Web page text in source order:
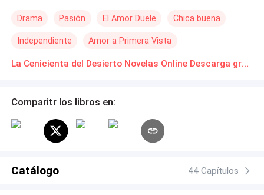
cumple con cada mandato impuesto por su entorno. Sin
mujer: libre, audaz, dispuesta a vivir a su manera. Todo
cambia cuando conoce a Yassir Hassbum, un hombre tan
obedecer sin cuestionar, su vida está trazada por el
cuando el amor desafíe sus creencias? ¿Qué elegirá
Yassir al descubrir el secreto de Sara: su deber o la mujer
historia de pasión, libertad y valentía en medio de un
Drama Pasión El Amor Duele Chica buena
Independiente Amor a Primera Vista
Arrepentimiento Amor Secreto La Cenicienta del Desierto Novelas Online Descarga gratuita de PDF
Comparitr los libros en:
Catálogo 44 Capítulos